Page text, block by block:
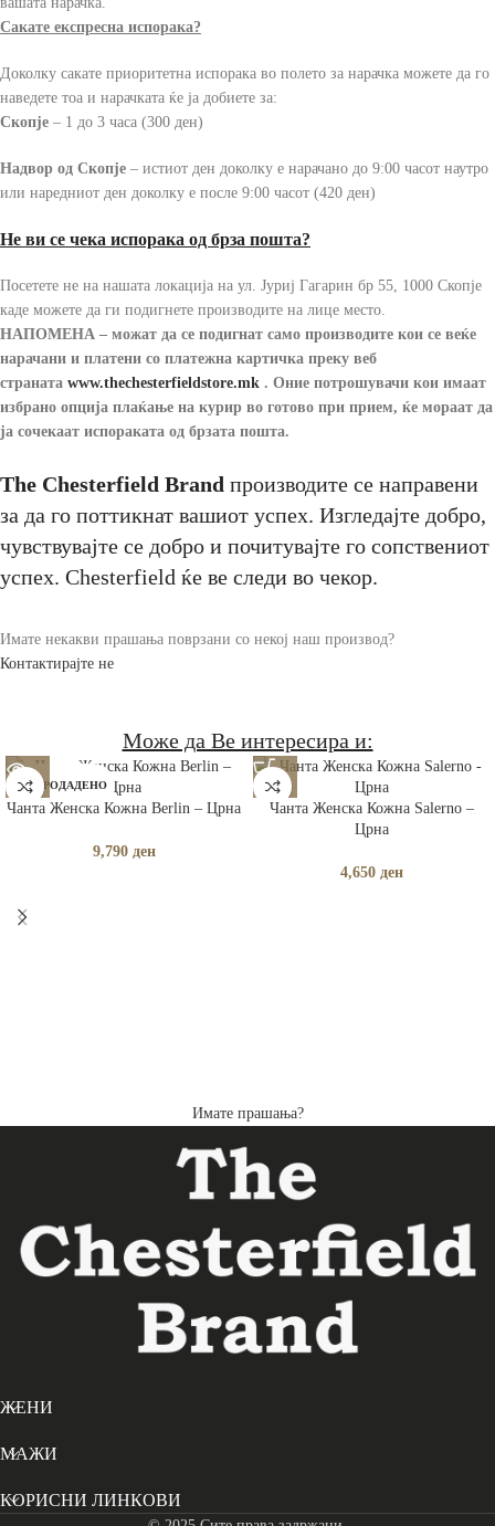
Сакате експресна испорака?
Доколку сакате приоритетна испорака во полето за нарачка можете да го
наведете тоа и нарачката ќе ја добиете за:
Скопје – 1 до 3 часа (300 ден)
Надвор од Скопје – истиот ден доколку е нарачано до 9:00 часот наутро
или наредниот ден доколку е после 9:00 часот (420 ден)
Не ви се чека испорака од брза пошта?
Посетете не на нашата локација на ул. Јуриј Гагарин бр 55, 1000 Скопје
каде можете да ги подигнете производите на лице место.
НАПОМЕНА – можат да се подигнат само производите кои се веќе
нарачани и платени со платежна картичка преку веб
страната www.thechesterfieldstore.mk . Оние потрошувачи кои имаат
избрано опција плаќање на курир во готово при прием, ќе мораат да
ја сочекаат испораката од брзата пошта.
The Chesterfield Brand производите се направени
за да го поттикнат вашиот успех. Изгледајте добро,
чувствувајте се добро и почитувајте го сопствениот
успех. Chesterfield ќе ве следи во чекор.
Имате некакви прашања поврзани со некој наш производ?
Контактирајте не
Може да Ве интересира и:
РАСПРОДАДЕНО
Чанта Женска Кожна Berlin – Црна
9,790 ден
Чанта Женска Кожна Salerno –
Црна
4,650 ден
Имате прашања?
ЖЕНИ
МАЖИ
КОРИСНИ ЛИНКОВИ